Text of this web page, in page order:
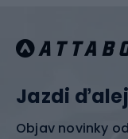
Jazdi
Objav novinky